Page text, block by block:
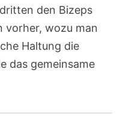
den Bizeps
vorher, wozu man
Haltung die
das gemeinsame